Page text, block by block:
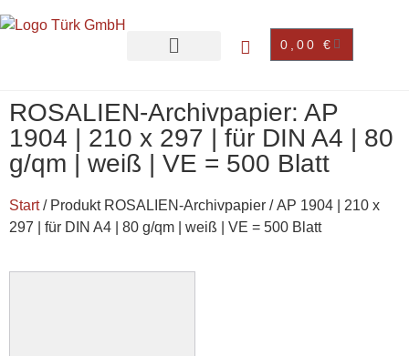
0,00 €
ROSALIEN-Archivpapier: AP
1904 | 210 x 297 | für DIN A4 | 80
g/qm | weiß | VE = 500 Blatt
Start/ Produkt ROSALIEN-Archivpapier / AP 1904 | 210 x
297 | für DIN A4 | 80 g/qm | weiß | VE = 500 Blatt